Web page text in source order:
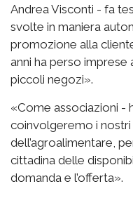
Andrea Visconti - fa
svolte in maniera
promozione alla
anni ha perso
piccoli negozi».
«Come associazioni -
coinvolgeremo i nostri
dell’agroalimentare,
cittadina delle
domanda e l’offerta».